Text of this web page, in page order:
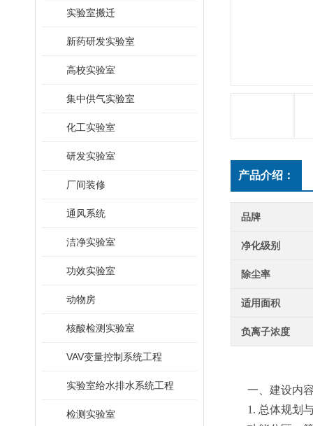
实验室搬迁
新药研发实验室
高校实验室
集中供气实验室
化工实验室
研发实验室
厂间装修
通风系统
洁净实验室
功效实验室
动物房
核酸检测实验室
VAV变量控制系统工程
实验室给水排水系统工程
检测实验室
产品介绍：
品牌
净化级别
除尘率
适用面积
负离子浓度
一、建设内
1. 总体规划